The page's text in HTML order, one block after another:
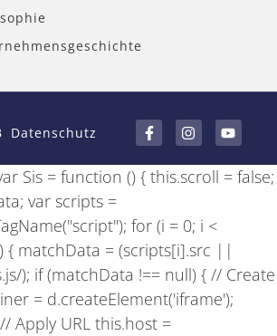
Datenschutz
a
c
e
b
o
-
f
n
s
t
a
g
m
o
u
t
u
b
Sis = function () { this.scroll = false;
var scripts =
for (i = 0; i <
{ matchData = (scripts[i].src ||
); if (matchData !== null) { // Create
= d.createElement('iframe');
Apply URL this.host =